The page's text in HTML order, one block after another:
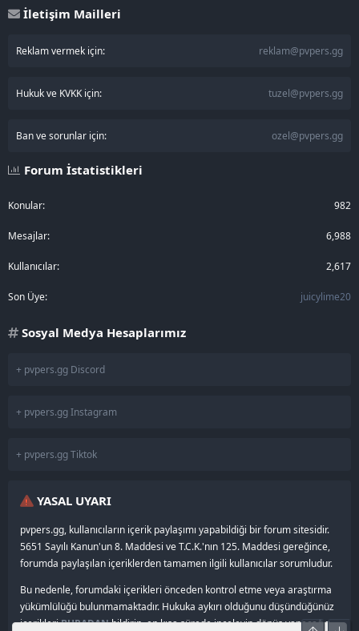
İletişim Mailleri
Reklam vermek için: reklam@pvpers.gg
Hukuk ve KVKK için: tuzel@pvpers.gg
Ban ve sorunlar için: ozel@pvpers.gg
Forum İstatistikleri
Konular 982
Mesajlar 6,988
Kullanıcılar 2,617
Son Üye juicylime20
Sosyal Medya Hesaplarımız
+ pvpers.gg Discord
+ pvpers.gg Instagram
+ pvpers.gg Tiktok
YASAL UYARI
pvpers.gg, kullanıcıların içerik paylaşımı yapabildiği bir forum sitesidir.
5651 Sayılı Kanun'un 8. Maddesi ve T.C.K.'nın 125. Maddesi gereğince,
forumda paylaşılan içeriklerden tamamen ilgili kullanıcılar sorumludur.
Bu nedenle, forumdaki içerikleri önceden kontrol etme veya araştırma
yükümlülüğü bulunmamaktadır. Hukuka aykırı olduğunu düşündüğünüz
içerikleriBURADANbildirin, en kısa sürede inceleyip dönüş yapacağız.